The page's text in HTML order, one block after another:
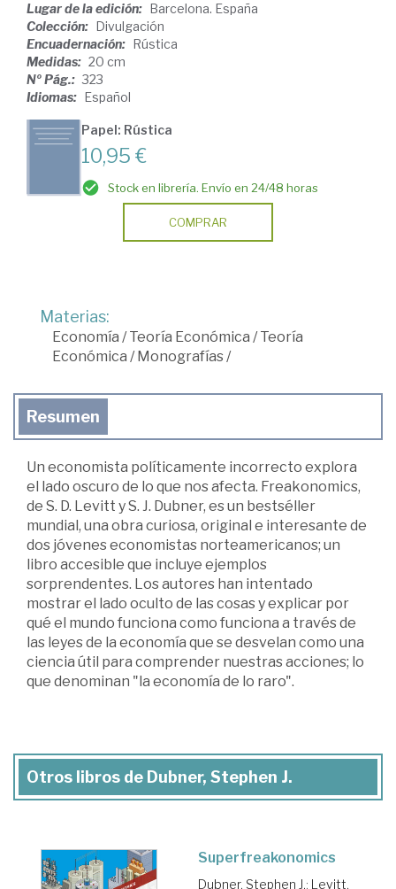
Lugar de la edición: Barcelona. España
Colección: Divulgación
Encuadernación: Rústica
Medidas: 20 cm
Nº Pág.: 323
Idiomas: Español
Papel: Rústica
10,95 €
Stock en librería. Envío en 24/48 horas
COMPRAR
Materias:
Economía /Teoría Económica /Teoría
Económica /Monografías/
Resumen
Un economista políticamente incorrecto explora
el lado oscuro de lo que nos afecta. Freakonomics,
de S. D. Levitt y S. J. Dubner, es un bestséller
mundial, una obra curiosa, original e interesante de
dos jóvenes economistas norteamericanos; un
libro accesible que incluye ejemplos
sorprendentes. Los autores han intentado
mostrar el lado oculto de las cosas y explicar por
qué el mundo funciona como funciona a través de
las leyes de la economía que se desvelan como una
ciencia útil para comprender nuestras acciones; lo
que denominan "la economía de lo raro".
Otros libros de Dubner, Stephen J.
Superfreakonomics
Dubner, Stephen J.; Levitt,